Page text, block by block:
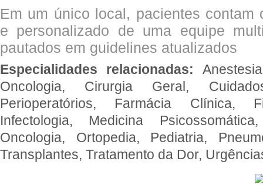
Em um único local, pacientes contam
e personalizado de uma equipe
pautados em guidelines atualizados
Especialidades relacionadas:
Oncologia, Cirurgia Geral,
Perioperatórios, Farmácia Clínica,
Infectologia, Medicina
Oncologia, Ortopedia, Pediatria,
Transplantes, Tratamento da Dor,